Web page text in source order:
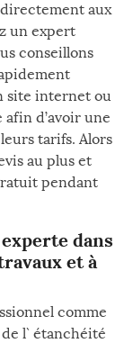
aux
un expert
conseillons
site internet ou
afin d’avoir une
tarifs. Alors
au plus et
pendant
dans
et à
comme
l` étanchéité